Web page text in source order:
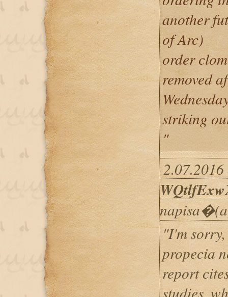
another
of Arc)
order
removed
striking
"
"I'm
propecia
report
studies,